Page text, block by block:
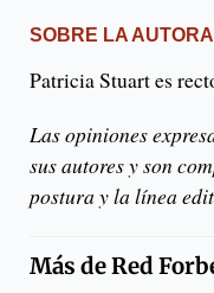
SOBRE LA
Patricia Stuart es
Las opiniones
sus autores y son
postura y la línea
Más deRed